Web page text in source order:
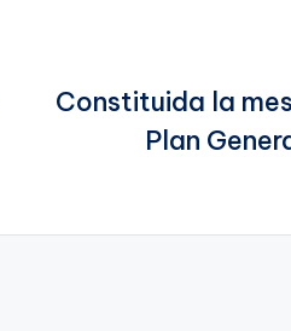
Constituida la
Plan